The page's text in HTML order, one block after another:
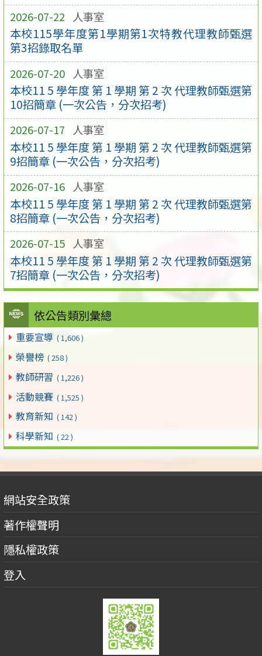
2026-07-22 人事室
本校115學年度第1學期第1次特教代理教師甄選
第3招錄取名單
2026-07-20 人事室
本校11 5 學年度 第 1 學期 第 2 次 代理教師甄選第
10招簡章 (一次公告，分次招考)
2026-07-17 人事室
本校11 5 學年度 第 1 學期 第 2 次 代理教師甄選第
9招簡章 (一次公告，分次招考)
2026-07-16 人事室
本校11 5 學年度 第 1 學期 第 2 次 代理教師甄選第
8招簡章 (一次公告，分次招考)
2026-07-15 人事室
本校11 5 學年度 第 1 學期 第 2 次 代理教師甄選第
7招簡章 (一次公告，分次招考)
依公告類別彙總
重要宣導 ( 1,606 )
榮譽榜 ( 258 )
教師研習 ( 1,226 )
活動競賽 ( 1,525 )
教育新知 ( 142 )
科學新知 ( 22 )
網站安全政策
著作權聲明
隱私權政策
登入